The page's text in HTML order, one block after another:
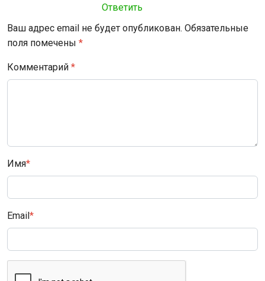
Ответить
Ваш адрес email не будет опубликован. Обязательные
поля помечены *
Комментарий *
Имя*
Email*